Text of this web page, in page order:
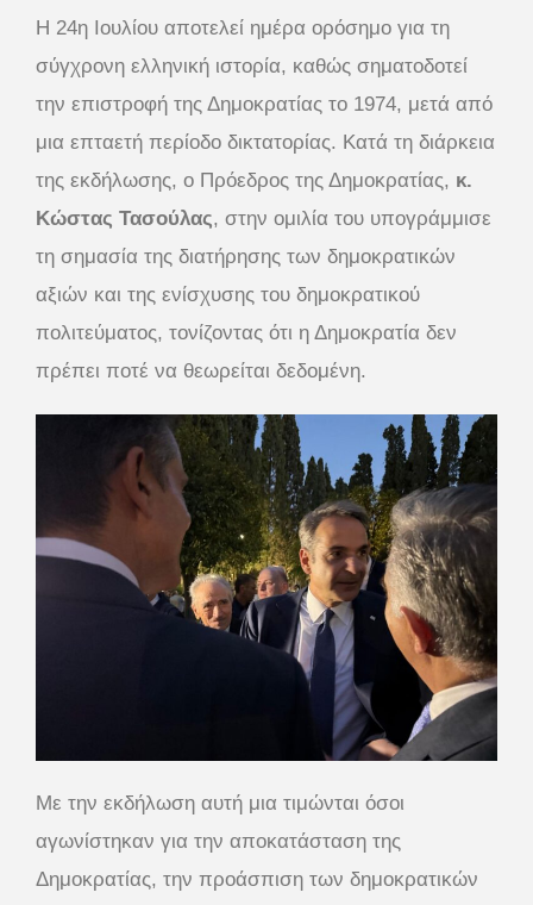
Η 24η Ιουλίου αποτελεί ημέρα ορόσημο για τη
σύγχρονη ελληνική ιστορία, καθώς σηματοδοτεί
την επιστροφή της Δημοκρατίας το 1974, μετά από
μια επταετή περίοδο δικτατορίας. Κατά τη διάρκεια
της εκδήλωσης, ο Πρόεδρος της Δημοκρατίας, κ.
Κώστας Τασούλας, στην ομιλία του υπογράμμισε
τη σημασία της διατήρησης των δημοκρατικών
αξιών και της ενίσχυσης του δημοκρατικού
πολιτεύματος, τονίζοντας ότι η Δημοκρατία δεν
πρέπει ποτέ να θεωρείται δεδομένη.
Με την εκδήλωση αυτή μια τιμώνται όσοι
αγωνίστηκαν για την αποκατάσταση της
Δημοκρατίας, την προάσπιση των δημοκρατικών